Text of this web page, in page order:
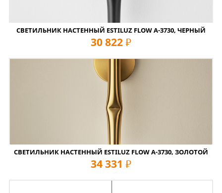
СВЕТИЛЬНИК НАСТЕННЫЙ ESTILUZ FLOW A-3730, ЧЕРНЫЙ
30 822 руб
СВЕТИЛЬНИК НАСТЕННЫЙ ESTILUZ FLOW A-3730, ЗОЛОТОЙ
34 331 руб